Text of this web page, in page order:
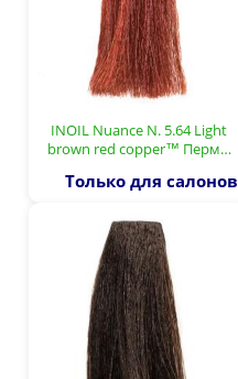
INOIL Nuance N. 5.64 Light
brown red copper™ Перм…
Только для салонов